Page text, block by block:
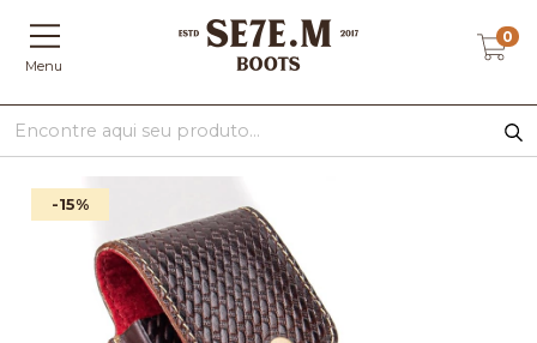
Menu
0
-15%